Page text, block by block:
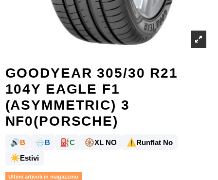
GOODYEAR 305/30 R21
104Y EAGLE F1
(ASYMMETRIC) 3
NF0(PORSCHE)
🔊B 🌧️B ⛽C 🛞XL NO ⚠️Runflat No
☀️Estivi
Ultimi articoli in magazzino